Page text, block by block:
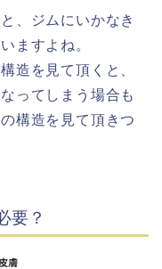
、ジムにいかなき
ますよね。
造を見て頂くと、
ってしまう場合も
構造を見て頂きつ
要？